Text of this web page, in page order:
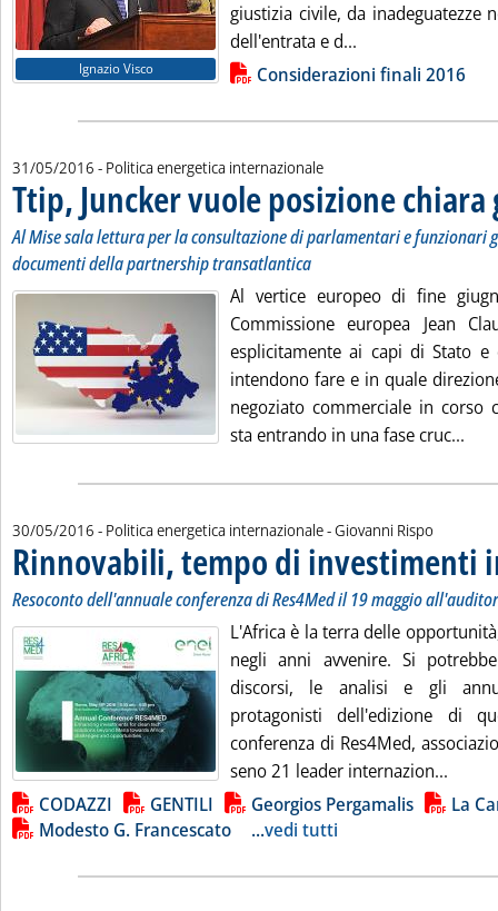
Ignazio Visco
giustizia civile, da inadeguatezze
dell'entrata e d...
Lista allegati PDF alla notiziaConsiderazioni finali 2016
31/05/2016 - Politica energetica internazionale
Ttip, Juncker vuole posizione chiara
Al Mise sala lettura per la consultazione di parlamentari e funzionari
documenti della partnership transatlantica
Al vertice europeo di fine
Commissione europea Jean
esplicitamente ai capi di Stato e
intendono fare e in quale
negoziato commerciale in corso
sta entrando in una fase cruc...
30/05/2016 - Politica energetica internazionale -di:
Giovanni Rispo
Rinnovabili, tempo di investimenti
Resoconto dell'annuale conferenza di Res4Med il 19 maggio
L'Africa è la terra delle
negli anni avvenire. Si
discorsi, le analisi e gli
protagonisti dell'edizione di
conferenza di Res4Med,
seno 21 leader internazion...
Lista allegati PDF alla notizia
CODAZZI GENTILI Georgios Pergamalis
La
Modesto G. Francescato
...vedi tutti